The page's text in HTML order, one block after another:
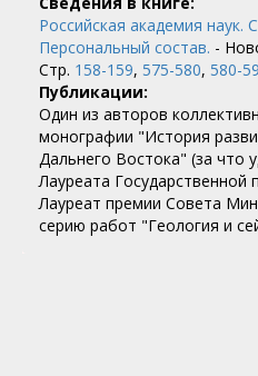
Российская академия наук.
Персональный состав. -
Стр. 158-159, 575-580, 580-
Публикации:
Один из авторов
монографии "История
Дальнего Востока" (за что
Лауреата Государственной
Лауреат премии Совета
серию работ "Геология и